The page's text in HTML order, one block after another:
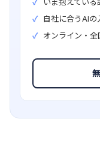
自社に合うAIの
オンライン・